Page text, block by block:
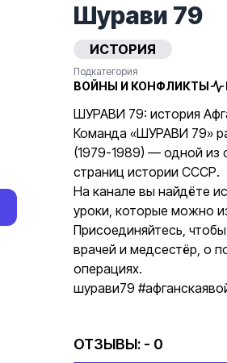
Шурави 79
ИСТОРИЯ
Подкатегория
ВОЙНЫ И КОНФЛИКТЫ
ШУРАВИ 79: история
Команда «ШУРАВИ 79»
(1979-1989) — одной из
страниц истории СССР.
На канале вы найдёте
уроки, которые можно
Присоединяйтесь,
врачей и медсестёр, о
операциях.
шурави79
ОТЗЫВЫ: - 0